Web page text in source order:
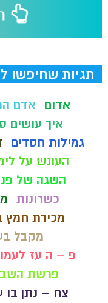
תגיות שחיפשו
אדום אדם
איך עושים
גמילות חסדים
העונש על
השגה של
כשרונות
מכירת חמץ
מקבל
פ – ה עז
פרשת
צח – נתן בו